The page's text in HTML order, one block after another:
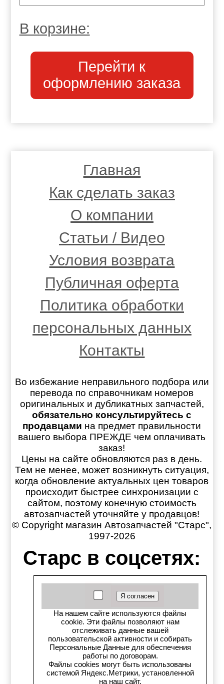
В корзине:
Перейти к
оформлению заказа
Главная
Как сделать заказ
О компании
Статьи / Видео
Условия возврата
Публичная оферта
Политика обработки
персональных данных
Контакты
Во избежание неправильного подбора или
перевода по справочникам номеров
оригинальных и дубликатных запчастей,
обязательно консультируйтесь с
продавцами на предмет правильности
вашего выбора ПРЕЖДЕ чем оплачивать
заказ!
Цены на сайте обновляются раз в день.
Тем не менее, может возникнуть ситуация,
когда обновление актуальных цен товаров
происходит быстрее синхронизации с
сайтом, поэтому конечную стоимость
автозапчастей уточняйте у продавцов!
© Copyright магазин Автозапчастей "Старс",
1997-2026
Старс в соцсетях:
Старс вКонтакте
Старс в YouTube
Телеграм-канал
Старс на Drom.ru
Старс в auto.ru
На нашем сайте используются файлы
cookie. Эти файлы позволяют нам
отслеживать данные вашей
пользовательской активности и собирать
Персональные Данные для обеспечения
работы по договорам.
Файлы cookies могут быть использованы
системой Яндекс.Метрики, установленной
на наш сайт.